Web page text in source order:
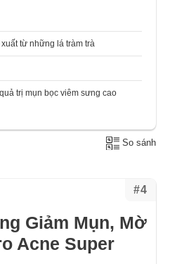
từ những lá tràm trà
trị mụn bọc viêm sưng cao
So sánh
#4
Giảm Mụn, Mờ
Acne Super